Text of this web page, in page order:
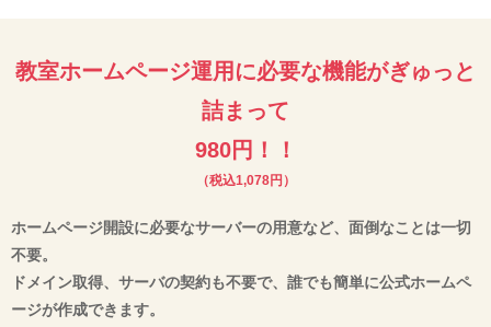
教室ホームページ運用に必要な機能がぎゅっと
詰まって
980円！！
（税込1,078円）
ホームページ開設に必要なサーバーの用意など、面倒なことは一切
不要。
ドメイン取得、サーバの契約も不要で、誰でも簡単に公式ホームペ
ージが作成できます。